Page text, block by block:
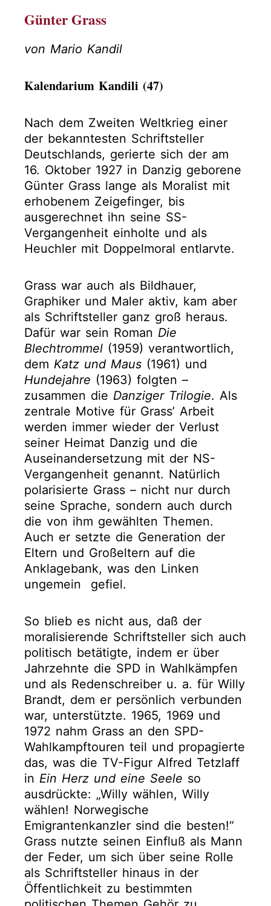
Günter Grass
von Mario Kandil
Kalendarium Kandili (47)
Nach dem Zweiten Weltkrieg einer
der bekanntesten Schriftsteller
Deutschlands, gerierte sich der am
16. Oktober 1927 in Danzig geborene
Günter Grass lange als Moralist mit
erhobenem Zeigefinger, bis
ausgerechnet ihn seine SS-
Vergangenheit einholte und als
Heuchler mit Doppelmoral entlarvte.
Grass war auch als Bildhauer,
Graphiker und Maler aktiv, kam aber
als Schriftsteller ganz groß heraus.
Dafür war sein Roman Die
Blechtrommel (1959) verantwortlich,
dem Katz und Maus (1961) und
Hundejahre (1963) folgten –
zusammen die Danziger Trilogie. Als
zentrale Motive für Grass’ Arbeit
werden immer wieder der Verlust
seiner Heimat Danzig und die
Auseinandersetzung mit der NS-
Vergangenheit genannt. Natürlich
polarisierte Grass – nicht nur durch
seine Sprache, sondern auch durch
die von ihm gewählten Themen.
Auch er setzte die Generation der
Eltern und Großeltern auf die
Anklagebank, was den Linken
ungemein gefiel.
So blieb es nicht aus, daß der
moralisierende Schriftsteller sich auch
politisch betätigte, indem er über
Jahrzehnte die SPD in Wahlkämpfen
und als Redenschreiber u. a. für Willy
Brandt, dem er persönlich verbunden
war, unterstützte. 1965, 1969 und
1972 nahm Grass an den SPD-
Wahlkampftouren teil und propagierte
das, was die TV-Figur Alfred Tetzlaff
in Ein Herz und eine Seele so
ausdrückte: „Willy wählen, Willy
wählen! Norwegische
Emigrantenkanzler sind die besten!“
Grass nutzte seinen Einfluß als Mann
der Feder, um sich über seine Rolle
als Schriftsteller hinaus in der
Öffentlichkeit zu bestimmten